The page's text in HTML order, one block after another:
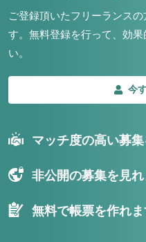
ご登録頂いたフリーランス
す。 無料登録を行って、効
い。
今
マッチ度の高い募
非公開の募集を見
無料で帳票を作れ